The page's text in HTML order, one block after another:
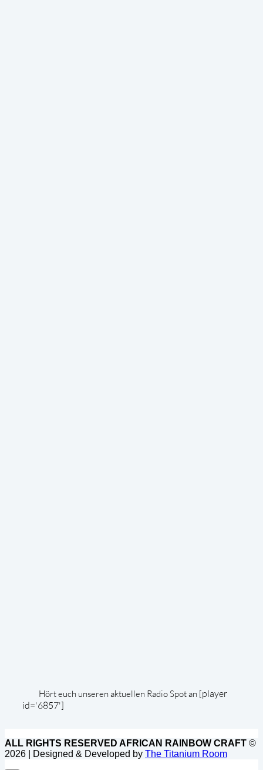
Hört euch unseren aktuellen Radio Spot an [player
id='6857']
ALL RIGHTS RESERVED AFRICAN RAINBOW CRAFT ©
2026 | Designed & Developed by The Titanium Room